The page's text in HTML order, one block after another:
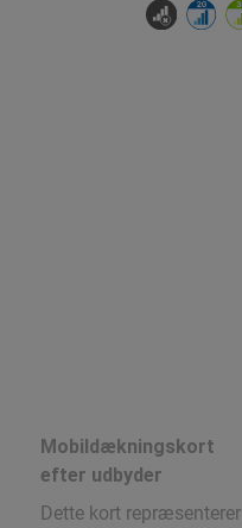
Mobildækningskort
efter udbyder
Dette kort repræsenterer